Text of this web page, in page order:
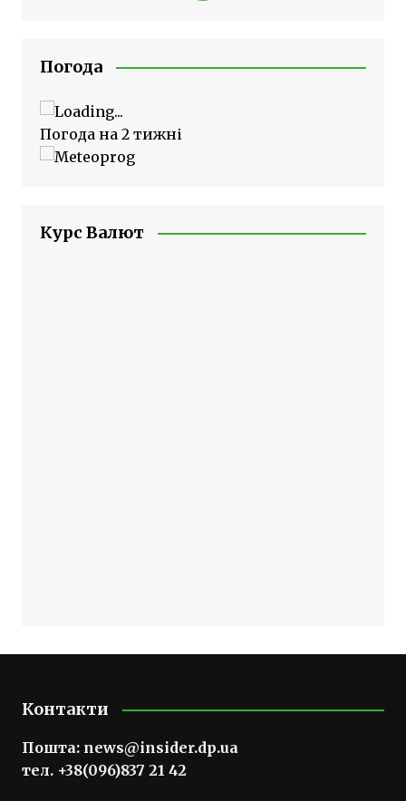
Погода
Погода на 2 тижні
Курс Валют
Контакти
Пошта: news@insider.dp.ua
тел. +38(096)837 21 42